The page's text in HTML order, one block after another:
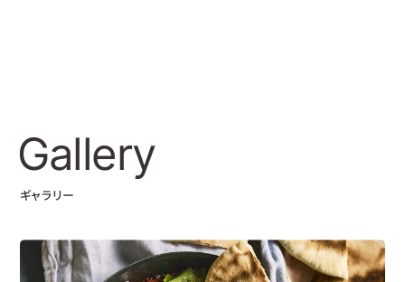
Gallery
ギャラリー